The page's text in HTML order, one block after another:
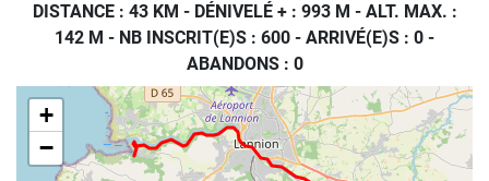
DISTANCE : 43 KM - DÉNIVELÉ + : 993 M - ALT. MAX. :
142 M - NB INSCRIT(E)S : 600 - ARRIVÉ(E)S : 0 -
ABANDONS : 0
+
−